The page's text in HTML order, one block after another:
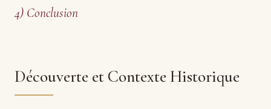
4) Conclusion
Découverte et Contexte Historique